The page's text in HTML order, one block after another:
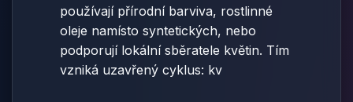
používají přírodní barviva, rostlinné
oleje namísto syntetických, nebo
podporují lokální sběratele květin. Tím
vzniká uzavřený cyklus: kv